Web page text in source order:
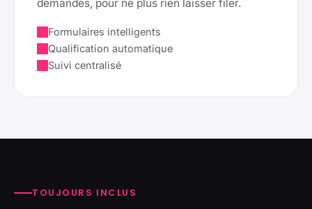
demandes, pour ne plus rien laisser filer.
Formulaires intelligents
Qualification automatique
Suivi centralisé
TOUJOURS INCLUS